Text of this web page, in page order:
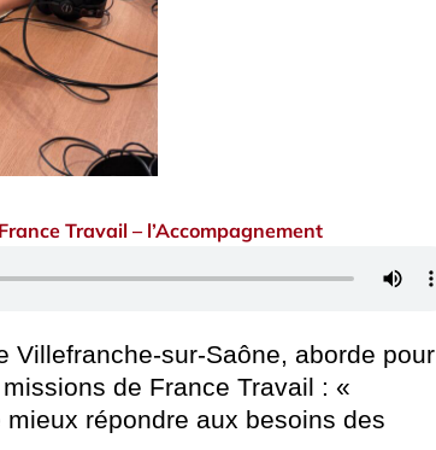
Travail – l’Accompagnement
Villefranche-sur-Saône, aborde pour
de France Travail : «
mieux répondre aux besoins des